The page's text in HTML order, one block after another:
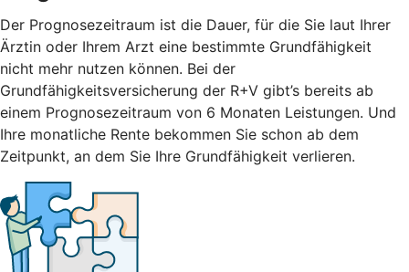
Der Prognosezeitraum ist die Dauer, für die Sie laut Ihrer
Ärztin oder Ihrem Arzt eine bestimmte Grundfähigkeit
nicht mehr nutzen können. Bei der
Grundfähigkeitsversicherung der R+V gibt’s bereits ab
einem Prognosezeitraum von 6 Monaten Leistungen. Und
Ihre monatliche Rente bekommen Sie schon ab dem
Zeitpunkt, an dem Sie Ihre Grundfähigkeit verlieren.